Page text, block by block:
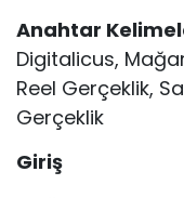
Anahtar
Digitalicus,
Reel Gerçeklik,
Gerçeklik
Giriş